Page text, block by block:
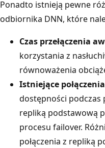
Ponadto istnieją pewne
odbiornika DNN, które
Czas przełączenia
korzystania z
równoważenia
Istniejące połączenia
dostępności podczas
repliką podstawową
procesu failover.
połączenia z repliką